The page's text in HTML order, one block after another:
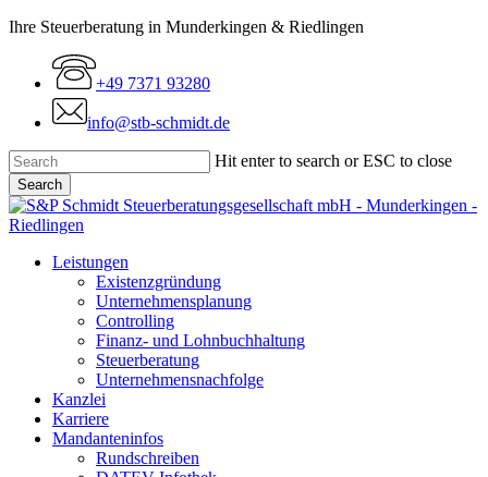
Skip
content
Ihre Steuerberatung in Munderkingen & Riedlingen
+49 7371 93280
info@stb-schmidt.de
Hit enter to search or ESC to close
Search
Close
Search
Menu
Leistungen
Existenzgründung
Unternehmensplanung
Controlling
Finanz- und Lohnbuchhaltung
Steuerberatung
Unternehmensnachfolge
Kanzlei
Karriere
Mandanteninfos
Rundschreiben